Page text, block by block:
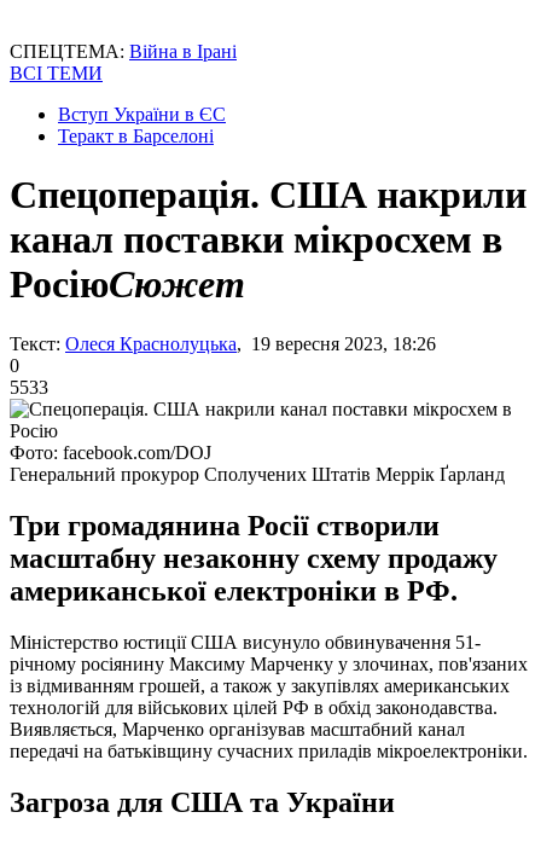
СПЕЦТЕМА: Війна в Ірані
ВСІ ТЕМИ
Вступ України в ЄС
Теракт в Барселоні
Спецоперація. США накрили
канал поставки мікросхем в
РосіюСюжет
Текст: Олеся Краснолуцька, 19 вересня 2023, 18:26
0
5533
Фото: facebook.com/DOJ
Генеральний прокурор Сполучених Штатів Меррік Ґарланд
Три громадянина Росії створили
масштабну незаконну схему продажу
американської електроніки в РФ.
Міністерство юстиції США висунуло обвинувачення 51-
річному росіянину Максиму Марченку у злочинах, пов'язаних
із відмиванням грошей, а також у закупівлях американських
технологій для військових цілей РФ в обхід законодавства.
Виявляється, Марченко організував масштабний канал
передачі на батьківщину сучасних приладів мікроелектроніки.
Загроза для США та України